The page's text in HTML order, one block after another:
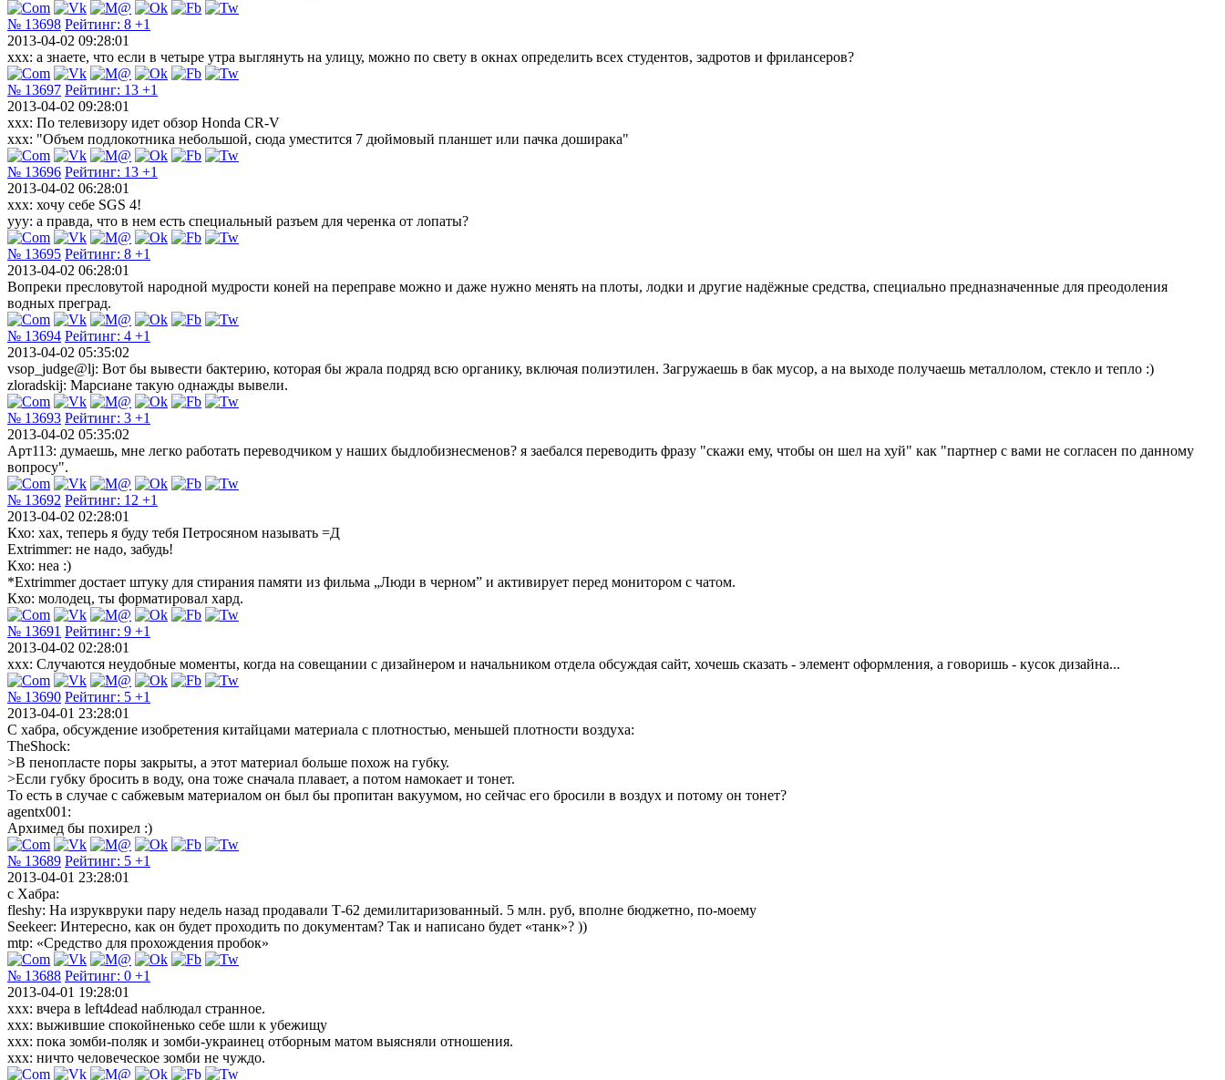
№ 13698 Рейтинг: 8 +1
2013-04-02 09:28:01
xxx: а знаете, что если в четыре утра выглянуть на улицу, можно по свету в окнах определить всех студентов, задротов и фрилансеров?
№ 13697 Рейтинг: 13 +1
2013-04-02 09:28:01
xxx: По телевизору идет обзор Honda CR-V
xxx: "Объем подлокотника небольшой, сюда уместится 7 дюймовый планшет или пачка доширака"
№ 13696 Рейтинг: 13 +1
2013-04-02 06:28:01
ххх: хочу себе SGS 4!
yyy: а правда, что в нем есть специальный разъем для черенка от лопаты?
№ 13695 Рейтинг: 8 +1
2013-04-02 06:28:01
Вопреки пресловутой народной мудрости коней на переправе можно и даже нужно менять на плоты, лодки и другие надёжные средства, специально предназначенные для преодоления
водных преград.
№ 13694 Рейтинг: 4 +1
2013-04-02 05:35:02
vsop_judge@lj: Вот бы вывести бактерию, которая бы жрала подряд всю органику, включая полиэтилен. Загружаешь в бак мусор, а на выходе получаешь металлолом, стекло и тепло :)
zloradskij: Марсиане такую однажды вывели.
№ 13693 Рейтинг: 3 +1
2013-04-02 05:35:02
Арт113: думаешь, мне легко работать переводчиком у наших быдлобизнесменов? я заебался переводить фразу "скажи ему, чтобы он шел на хуй" как "партнер с вами не согласен по данному
вопросу".
№ 13692 Рейтинг: 12 +1
2013-04-02 02:28:01
Кхо: хах, теперь я буду тебя Петросяном называть =Д
Extrimmer: не надо, забудь!
Кхо: неа :)
*Extrimmer достает штуку для стирания памяти из фильма „Люди в черном” и активирует перед монитором с чатом.
Кхо: молодец, ты форматировал хард.
№ 13691 Рейтинг: 9 +1
2013-04-02 02:28:01
xxx: Случаются неудобные моменты, когда на совещании с дизайнером и начальником отдела обсуждая сайт, хочешь сказать - элемент оформления, а говоришь - кусок дизайна...
№ 13690 Рейтинг: 5 +1
2013-04-01 23:28:01
С хабра, обсуждение изобретения китайцами материала с плотностью, меньшей плотности воздуха:
TheShock:
>В пенопласте поры закрыты, а этот материал больше похож на губку.
>Если губку бросить в воду, она тоже сначала плавает, а потом намокает и тонет.
То есть в случае с сабжевым материалом он был бы пропитан вакуумом, но сейчас его бросили в воздух и потому он тонет?
agentx001:
Архимед бы похирел :)
№ 13689 Рейтинг: 5 +1
2013-04-01 23:28:01
с Хабра:
fleshy: На изруквруки пару недель назад продавали Т-62 демилитаризованный. 5 млн. руб, вполне бюджетно, по-моему
Seekeer: Интересно, как он будет проходить по документам? Так и написано будет «танк»? ))
mtp: «Средство для прохождения пробок»
№ 13688 Рейтинг: 0 +1
2013-04-01 19:28:01
xxx: вчера в left4dead наблюдал странное.
xxx: выжившие спокойненько себе шли к убежищу
xxx: пока зомби-поляк и зомби-украинец отборным матом выясняли отношения.
xxx: ничто человеческое зомби не чуждо.